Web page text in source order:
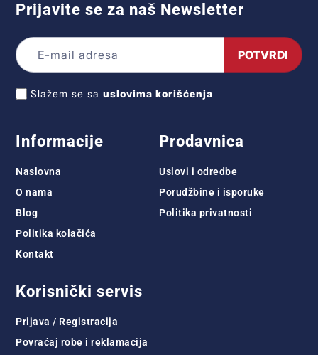
Prijavite se za naš Newsletter
POTVRDI
Slažem se sauslovima korišćenja
Informacije
Naslovna
O nama
Blog
Politika kolačića
Kontakt
Prodavnica
Uslovi i odredbe
Porudžbine i isporuke
Politika privatnosti
Korisnički servis
Prijava / Registracija
Povraćaj robe i reklamacija